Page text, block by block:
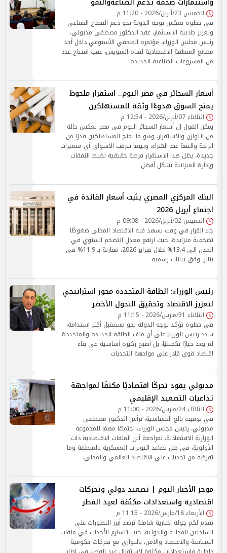
الخميس 23/أبريل/2026 - 11:20 م
في خطوة تعكس توجه الدولة نحو دعم القطاع الصناعي
وتعزيز جاذبية الاستثمار، عقد الدكتور مصطفى مدبولي،
رئيس مجلس الوزراء، مؤتمره الصحفي الأسبوعي داخل أحد
مصانع المنطقة الاقتصادية لقناة السويس، عقب افتتاح عدد
من المشروعات الصناعية الجديدة
أسعار السجائر في مصر اليوم.. استقرار ملحوظ
يمنح السوق هدوءًا وثقة للمستهلكين
الثلاثاء 07/أبريل/2026 - 12:54 م
يمكن القول إن أسعار السجائر اليوم في مصر تعكس حالة
من التوازن والاستقرار، وهو ما يمنح المستهلكين قدرًا من
الراحة والثقة عند الشراء، وبينما تترقب الأسواق أي متغيرات
جديدة، يظل هذا الاستقرار فرصة حقيقية لضبط النفقات
وإدارة الميزانية بشكل أفضل
البنك المركزي المصري يثبت أسعار الفائدة في
اجتماع أبريل 2026
الخميس 02/أبريل/2026 - 09:08 م
جاء القرار في وقت يشهد فيه الاقتصاد المحلي ضغوطًا
تضخمية متزايدة، حيث ارتفع معدل التضخم السنوي في
المدن إلى 13.4% خلال فبراير 2026، مقارنة بـ 11.9% في
يناير، وفق بيانات رسمية
رئيس الوزراء: الطاقة المتجددة محور استراتيجي
لتعزيز الاقتصاد وتحقيق التحول الأخضر
الثلاثاء 31/مارس/2026 - 11:15 م
في خطوة تؤكد توجه الدولة نحو مستقبل أكثر استدامة،
شدد رئيس الوزراء على أن ملف الطاقة الجديدة والمتجددة
لم يعد خيارًا تكميليًا، بل أصبح ركيزة أساسية في بناء
اقتصاد قوي قادر على مواجهة التحديات
مدبولي يقود تحركًا اقتصاديًا مكثفًا لمواجهة
تداعيات التصعيد الإقليمي
الثلاثاء 24/مارس/2026 - 11:00 م
في توقيت بالغ الحساسية، ترأس الدكتور مصطفى
مدبولي، رئيس مجلس الوزراء، اجتماعًا مهمًا للمجموعة
الوزارية الاقتصادية، لمراجعة أبرز الملفات الاقتصادية ذات
الأولوية، في ظل تصاعد التوترات العسكرية بالمنطقة وما
تفرضه من تحديات على الاقتصاد العالمي والمحلي.
موجز الأخبار اليوم | تصعيد دولي وتحركات
اقتصادية واستعدادات مكثفة لعيد الفطر
الأربعاء 18/مارس/2026 - 11:15 م
نقدم لكم جولة إخبارية شاملة ترصد أبرز التطورات على
الساحتين المحلية والدولية، حيث تتسارع الأحداث في ملفات
السياسة والاقتصاد والأمن، بالتوازي مع تحركات حكومية